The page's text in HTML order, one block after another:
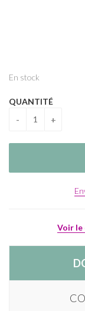
En stock
QUANTITÉ
Voir le